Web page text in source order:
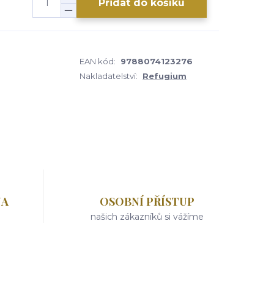
Přidat do košíku
EAN kód:
9788074123276
Nakladatelství: Refugium
OSOBNÍ PŘÍSTUP
našich zákazníků si vážíme